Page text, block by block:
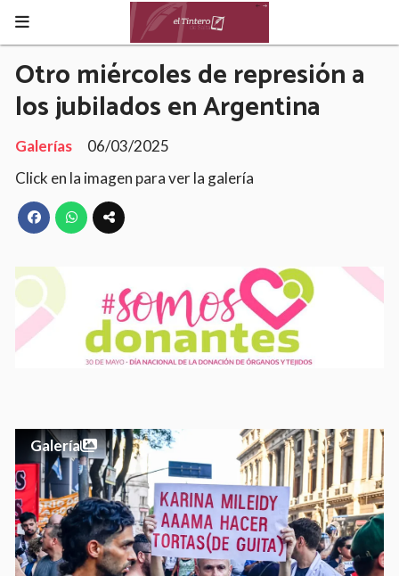
Otro miércoles de represión a
los jubilados en Argentina
Galerías
06/03/2025
Click en la imagen para ver la galería
Galería